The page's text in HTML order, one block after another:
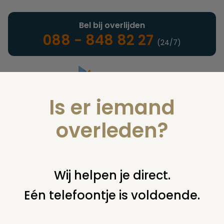
Landelijke uitvaartonderneming
Bel bij overlijden
088 - 848 82 27 (24/7)
U bent hier: home verzekeringen overige financiering
niet uitkeerde oude polis
Is er iemand
overleden?
Wij helpen je direct.
Eén telefoontje is voldoende.